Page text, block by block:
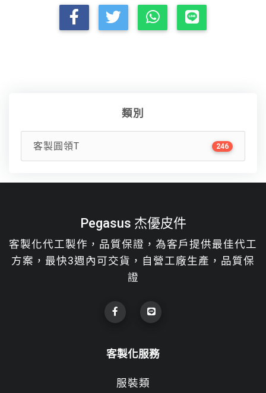
類別
客製圓領T 246
Pegasus 杰優皮件
客製化代工製作，品質保證，為客戶提供最佳代工
方案，最快3週內可交貨，自營工廠生產，品質保
證
客製化服務
服裝類